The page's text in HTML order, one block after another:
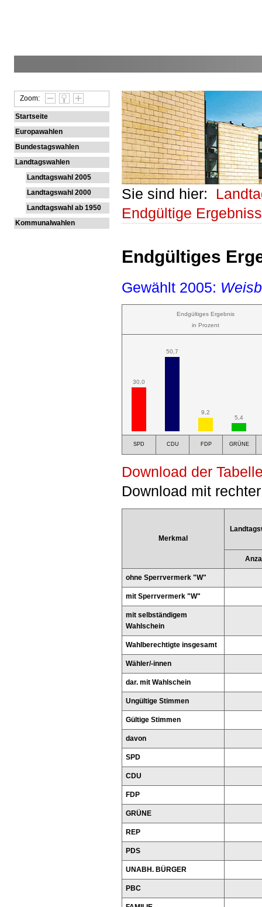
Zoom:
Startseite
Europawahlen
Bundestagswahlen
Landtagswahlen
Landtagswahl 2005
Landtagswahl 2000
Landtagswahl ab 1950
Kommunalwahlen
Sie sind hier:
Endgültige
Endgültiges
Gewählt 2005:
Endgültiges Ergebnis
in Prozent
30,0
50,7
9,2
5,4
SPD CDU FDP GRÜNE
Download der
Download mit
Merkmal
ohne Sperrvermerk "W"
mit Sperrvermerk "W"
mit selbständigem
Wahlschein
Wahlberechtigte insgesamt
Wähler/-innen
dar. mit Wahlschein
Ungültige Stimmen
Gültige Stimmen
davon
SPD
CDU
FDP
GRÜNE
REP
PDS
UNABH. BÜRGER
PBC